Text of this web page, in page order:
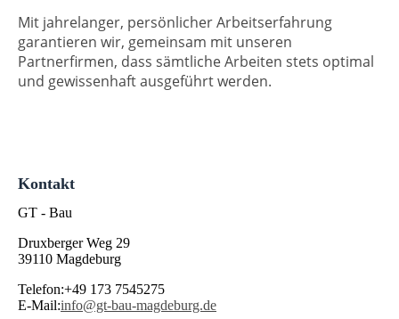
Mit jahrelanger, persönlicher Arbeitserfahrung
garantieren wir, gemeinsam mit unseren
Partnerfirmen, dass sämtliche Arbeiten stets optimal
und gewissenhaft ausgeführt werden.
Kontakt
GT - Bau
Druxberger Weg 29
39110 Magdeburg
Telefon:+49 173 7545275
E-Mail:info@gt-bau-magdeburg.de